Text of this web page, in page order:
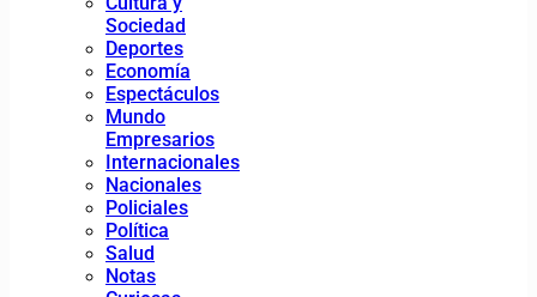
Sociedad
Deportes
Economía
Espectáculos
Mundo
Empresarios
Internacionales
Nacionales
Policiales
Política
Salud
Notas